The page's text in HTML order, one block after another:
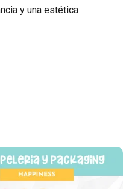
y una estética